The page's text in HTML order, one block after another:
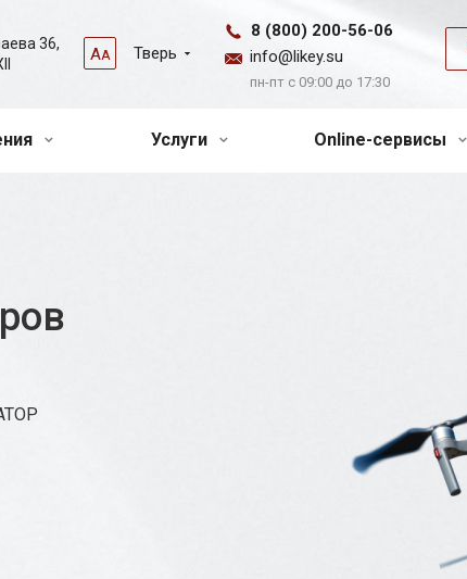
АА Тверь
8 (800) 200-56-06
info@likey.su
пн-пт с 09:00 до 17:30
36,
Услуги Online-сервисы